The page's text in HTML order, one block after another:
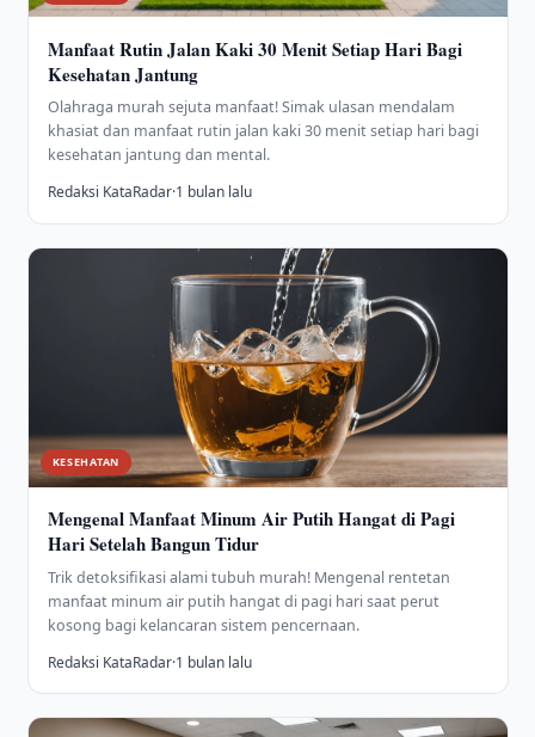
Manfaat Rutin Jalan Kaki 30 Menit Setiap Hari Bagi
Kesehatan Jantung
Olahraga murah sejuta manfaat! Simak ulasan mendalam
khasiat dan manfaat rutin jalan kaki 30 menit setiap hari bagi
kesehatan jantung dan mental.
Redaksi KataRadar·1 bulan lalu
KESEHATAN
Mengenal Manfaat Minum Air Putih Hangat di Pagi
Hari Setelah Bangun Tidur
Trik detoksifikasi alami tubuh murah! Mengenal rentetan
manfaat minum air putih hangat di pagi hari saat perut
kosong bagi kelancaran sistem pencernaan.
Redaksi KataRadar·1 bulan lalu